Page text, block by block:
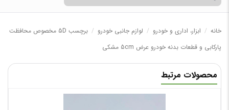
خانه / ابزار، اداری و خودرو / لوازم جانبی خودرو /
برچسب 5D مخصوص محافظت
پارکابی و قطعات بدنه خودرو عرض 5cm مشکی
محصولات مرتبط